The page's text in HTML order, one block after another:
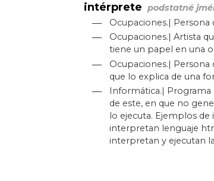
intérprete podstatné
— Ocupaciones.| Persona
—
Ocupaciones.| Artista
tiene un papel en una
—
Ocupaciones.|
que lo explica de una
—
Informática.| Programa
de este, en que no
lo ejecuta. Ejemplos
interpretan lenguaje
interpretan y ejecutan